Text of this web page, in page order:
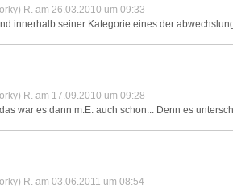
R. am 26.03.2010 um 09:33
innerhalb seiner Kategorie eines der
R. am 17.09.2010 um 09:28
war es dann m.E. auch schon... Denn es
R. am 03.06.2011 um 08:54